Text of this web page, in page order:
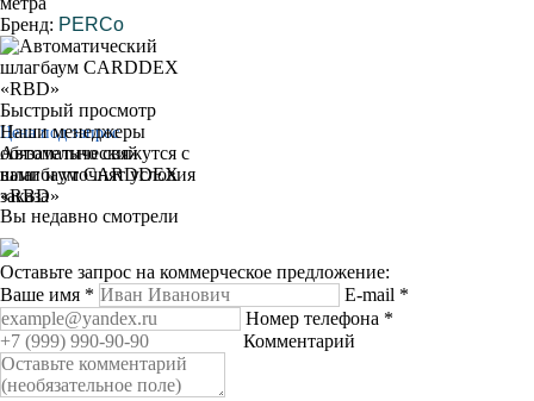
Бренд: PERCo
Быстрый просмотр
Наши менеджеры
обязательно свяжутся с
вами и уточнят условия
заказа
Цена под запрос
Автоматический
шлагбаум CARDDEX
«RBD»
Вы недавно смотрели
Оставьте запрос на коммерческое предложение:
Ваше имя * E-mail *
Номер телефона *
Комментарий